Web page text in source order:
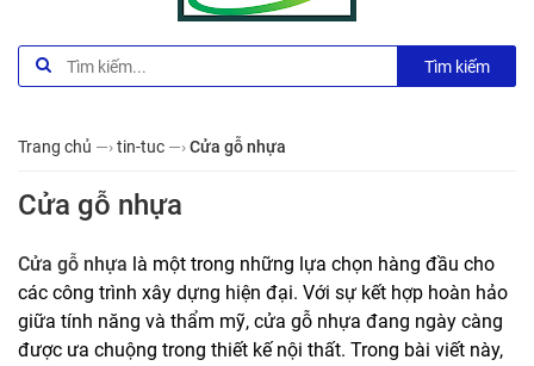
Tìm kiếm
Trang chủ —›tin-tuc —›Cửa gỗ nhựa
Cửa gỗ nhựa
Cửa gỗ nhựa là một trong những lựa chọn hàng đầu cho
các công trình xây dựng hiện đại. Với sự kết hợp hoàn hảo
giữa tính năng và thẩm mỹ, cửa gỗ nhựa đang ngày càng
được ưa chuộng trong thiết kế nội thất. Trong bài viết này,